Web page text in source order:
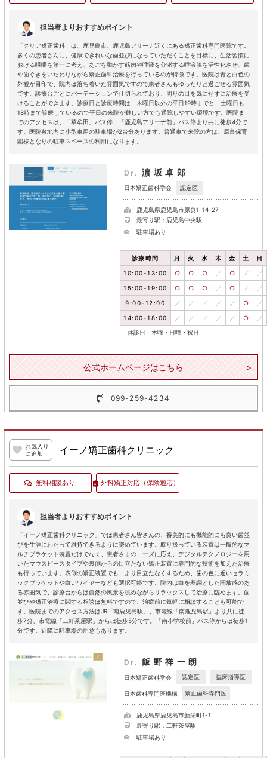
担当者よりおすすめポイント
「クリア矯正歯科」は、鹿児島市、鹿児島アリーナ近くにある矯正歯科専門医院です。
多くの患者さんに、健康できれいな歯並びになっていただくことを目標に、生活習慣に
おける咀嚼を第一に考え、あごを動かす筋肉や唾液を分泌する唾液腺を活性化させ、歯
や歯ぐきをいたわりながら矯正歯科治療を行っているのが特徴です。医院は青と白色の
外観が目印で、院内は落ち着いた雰囲気ですので患者さんもゆったりと過ごせる雰囲気
です。診療台ごとにパーテーションで仕切られており、周りの目を気にせずに治療を受
けることができます。診療日と診療時間は、木曜日以外の平日19時までと、土曜日も
18時まで診療しているので平日の来院が難しい方でも通院しやすい環境です。医院ま
でのアクセスは、「草牟田」バス停、「鹿児島アリーナ前」バス停より共に徒歩4分で
す。医院敷地内に小型車用の駐車場が2台分あります。普通車で来院の方は、原良保育
園様となりの駐車スペースの利用になります。
Dr. 濵坂卓郎
日本矯正歯科学会 認定医
鹿児島県鹿児島市原良1-14-27
最寄り駅：鹿児島中央駅
駐車場あり
診療時間 月 火 水 木 金 土 日
10:00-13:00 ○ ○ ○ ／ ○ ／ ／
15:00-19:00 ○ ○ ○ ／ ○ ／ ／
9:00-12:00 ／ ／ ／ ／ ／ ○ ／
14:00-18:00 ／ ／ ／ ／ ／ ○ ／
休診日：木曜・日曜・祝日
公式ホームページはこちら
099-259-4234
お気入り
に追加
イーノ矯正歯科クリニック
無料相談あり 外科矯正対応（保険適応）
担当者よりおすすめポイント
「イーノ矯正歯科クリニック」では患者さん皆さんの、審美的にも機能的にも良い歯並
びを生涯にわたって維持できるように努めています。取り扱っている装置は一般的なマ
ルチブラケット装置だけでなく、患者さまのニーズに応え、デジタルテクノロジーを用
いたマウスピースタイプや裏側からの目立たない矯正装置に専門的な技術を加えた治療
も行っています。表側の矯正装置でも、より目立たなくするため、歯の色に近いセラミ
ックブラケットや白いワイヤーなども選択可能です。院内は白を基調とした開放感のあ
る雰囲気で、診療台からは自然の風景を眺めながらリラックスして治療に臨めます。歯
並びや矯正治療に関する相談は無料ですので、治療前に気軽に相談することも可能で
す。医院までのアクセス方法はJR「南鹿児島駅」、市電線「南鹿児島駅」より共に徒
歩7分、市電線「二軒茶屋駅」からは徒歩5分です。「南小学校前」バス停からは徒歩1
分です。近隣に駐車場の用意もあります。
Dr. 飯野祥一朗
日本矯正歯科学会 認定医 臨床指導医
日本歯科専門医機構 矯正歯科専門医
鹿児島県鹿児島市新栄町1-1
最寄り駅：二軒茶屋駅
駐車場あり